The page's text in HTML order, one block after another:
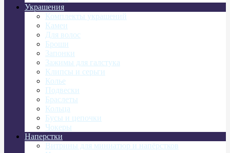
Украшения
Комплекты украшений
Камеи
Для волос
Броши
Запонки
Зажимы для галстука
Клипсы и серьги
Колье
Подвески
Браслеты
Кольца
Бусы и цепочки
Чокеры
Наперстки
Витрины для миниатюр и напёрстков